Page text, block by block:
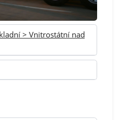
> Vnitrostátní nad